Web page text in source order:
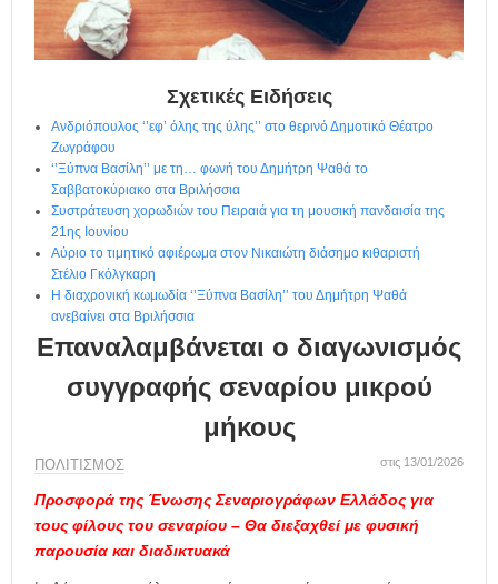
Σχετικές Ειδήσεις
Ανδριόπουλος ‘’εφ’ όλης της ύλης’’ στο θερινό Δημοτικό Θέατρο
Ζωγράφου
‘’Ξύπνα Βασίλη’’ με τη… φωνή του Δημήτρη Ψαθά το
Σαββατοκύριακο στα Βριλήσσια
Συστράτευση χορωδιών του Πειραιά για τη μουσική πανδαισία της
21ης Ιουνίου
Αύριο το τιμητικό αφιέρωμα στον Νικαιώτη διάσημο κιθαριστή
Στέλιο Γκόλγκαρη
Η διαχρονική κωμωδία ‘’Ξύπνα Βασίλη’’ του Δημήτρη Ψαθά
ανεβαίνει στα Βριλήσσια
Επαναλαμβάνεται ο διαγωνισμός
συγγραφής σεναρίου μικρού
μήκους
ΠΟΛΙΤΙΣΜΟΣ στις 13/01/2026
Προσφορά της Ένωσης Σεναριογράφων Ελλάδος για
τους φίλους του σεναρίου – Θα διεξαχθεί με φυσική
παρουσία και διαδικτυακά